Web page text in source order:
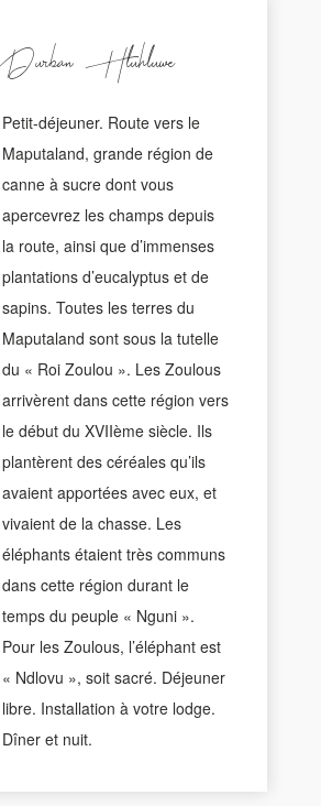
Durban - Hluhluwe
Petit-déjeuner. Route vers le
Maputaland, grande région de
canne à sucre dont vous
apercevrez les champs depuis
la route, ainsi que d’immenses
plantations d’eucalyptus et de
sapins. Toutes les terres du
Maputaland sont sous la tutelle
du « Roi Zoulou ». Les Zoulous
arrivèrent dans cette région vers
le début du XVIIème siècle. Ils
plantèrent des céréales qu’ils
avaient apportées avec eux, et
vivaient de la chasse. Les
éléphants étaient très communs
dans cette région durant le
temps du peuple « Nguni ».
Pour les Zoulous, l’éléphant est
« Ndlovu », soit sacré. Déjeuner
libre. Installation à votre lodge.
Dîner et nuit.